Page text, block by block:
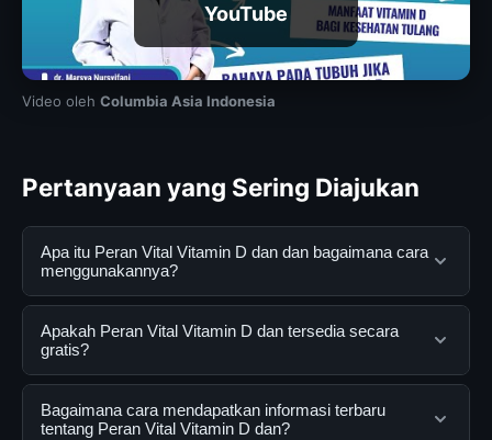
YouTube
Video oleh Columbia Asia Indonesia
Pertanyaan yang Sering Diajukan
Apa itu Peran Vital Vitamin D dan dan bagaimana cara
menggunakannya?
Peran Vital Vitamin D dan adalah layanan digital yang
dirancang untuk membantu pengguna mendapatkan
informasi lengkap dan terpercaya. Anda dapat
menggunakannya dengan mengunjungi situs resmi dan
mengikuti panduan yang tersedia.
Apakah Peran Vital Vitamin D dan tersedia secara
gratis?
Ya, Peran Vital Vitamin D dan dapat diakses secara
gratis oleh semua pengguna. Tidak ada biaya
Bagaimana cara mendapatkan informasi terbaru
tentang Peran Vital Vitamin D dan?